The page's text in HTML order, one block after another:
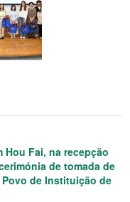
Hou Fai, na recepção
de tomada de
de Instituição de